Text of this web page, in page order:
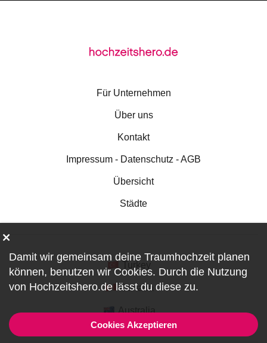
Für Unternehmen
Über uns
Kontakt
Impressum - Datenschutz - AGB
Übersicht
Städte
Canada
Australia
Damit wir gemeinsam deine Traumhochzeit planen
können, benutzen wir Cookies. Durch die Nutzung
von Hochzeitshero.de lässt du diese zu.
Cookies Akzeptieren